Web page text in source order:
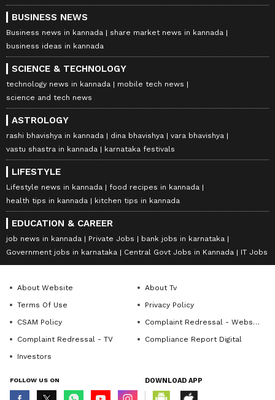
BUSINESS NEWS
Business news in kannada
share market news in kannada
business ideas in kannada
SCIENCE & TECHNOLOGY
technology news in kannada
mobile tech news
science and tech news
ASTROLOGY
rashi bhavishya in kannada dina bhavishya
vara bhavishya
vastu shastra in kannada
karnataka festivals
LIFESTYLE
Lifestyle news in kannada
food recipes in kannada
health tips in kannada
kitchen tips in kannada
EDUCATION & CAREER
job news in kannada Private Jobs
bank jobs in karnataka
Government jobs in karnataka
Central Govt Jobs in Kannada IT Jobs
About Website
About Tv
Terms Of Use
Privacy Policy
CSAM Policy
Complaint Redressal - Website
Complaint Redressal - TV
Compliance Report Digital
Investors
FOLLOW US ON DOWNLOAD APP